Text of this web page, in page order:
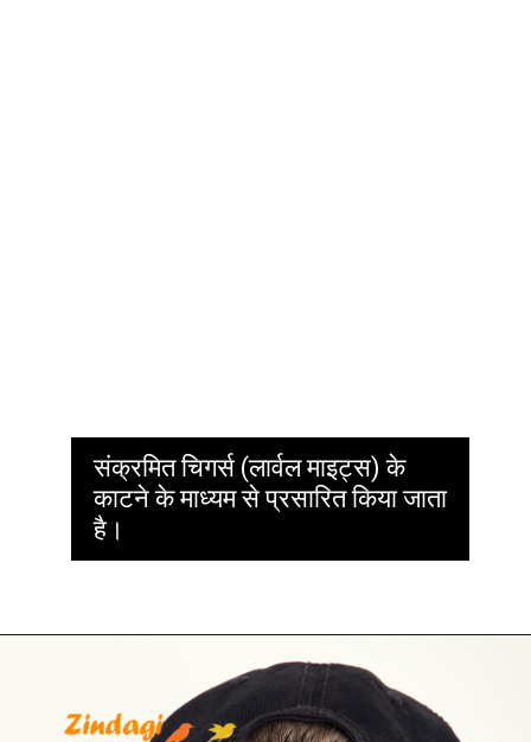
संक्रमित चिगर्स (लार्वल माइट्स) के
काटने के माध्यम से प्रसारित किया जाता
है।